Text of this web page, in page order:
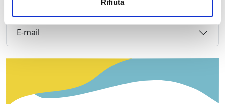
E-mail